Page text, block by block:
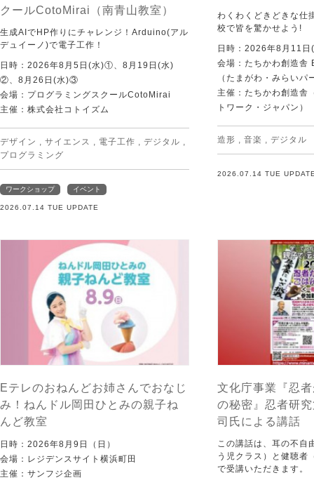
クールCotoMirai（南青山教室）
生成AIでHP作りにチャレンジ！Arduino(アル
デュイーノ)で電子工作！
日時：2026年8月5日(水)①、8月19日(水)
②、8月26日(水)③
会場：プログラミングスクールCotoMirai
主催：株式会社コトイズム
デザイン サイエンス 電子工作 デジタル
プログラミング
ワークショップ イベント
2026.07.14 TUE UPDATE
わくわくどきどきな仕
校で皆を驚かせよう!
日時：2026年8月11日
会場：たちかわ創造舎
（たまがわ・みらいパ
主催：たちかわ創造舎
トワーク・ジャパン）
造形 音楽 デジタル
2026.07.14 TUE
Eテレのおねんどお姉さんでおなじ
み！ねんドル岡田ひとみの親子ね
んど教室
日時：2026年8月9日（日）
会場：レジデンスサイト横浜町田
主催：サンフジ企画
文化庁事業『忍
の秘密』忍者研
司氏による講話
この講話は、耳の不自
う児クラス）と健聴者
で受講いただきます。